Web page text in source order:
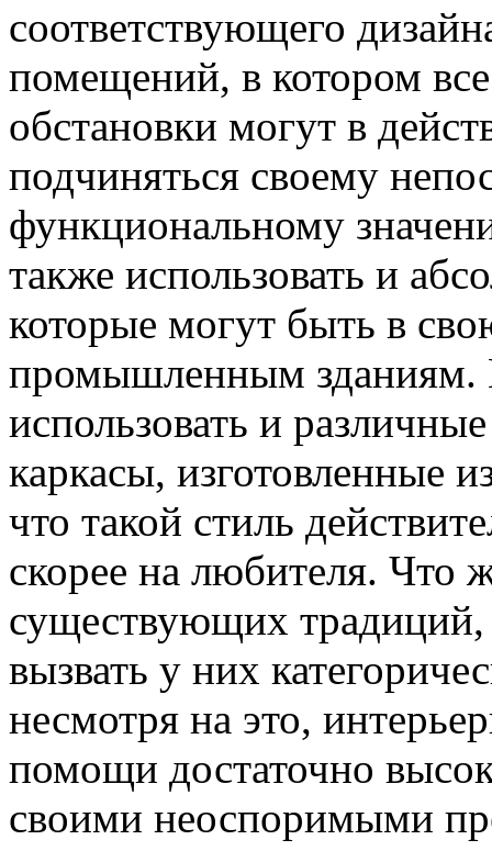
соответствующего
помещений, в котором
обстановки могут в
подчиняться своему
функциональному
также использовать и
которые могут быть в
промышленным зданиям.
использовать и
каркасы, изготовленные
что такой стиль
скорее на любителя. Что
существующих традиций,
вызвать у них
несмотря на это,
помощи достаточно
своими неоспоримыми